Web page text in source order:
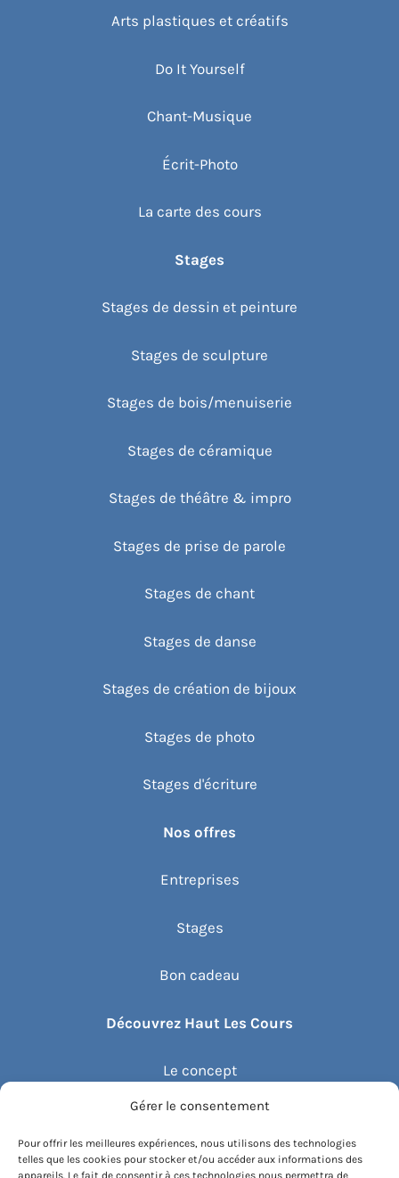
Gérer le consentement
Pour offrir les meilleures expériences, nous utilisons des technologies
telles que les cookies pour stocker et/ou accéder aux informations des
appareils. Le fait de consentir à ces technologies nous permettra de
Arts plastiques et créatifs
Do It Yourself
Chant-Musique
Écrit-Photo
La carte des cours
Stages
Stages de dessin et peinture
Stages de sculpture
Stages de bois/menuiserie
Stages de céramique
Stages de théâtre & impro
Stages de prise de parole
Stages de chant
Stages de danse
Stages de création de bijoux
Stages de photo
Stages d'écriture
Nos offres
Entreprises
Stages
Bon cadeau
Découvrez Haut Les Cours
Le concept
Blog